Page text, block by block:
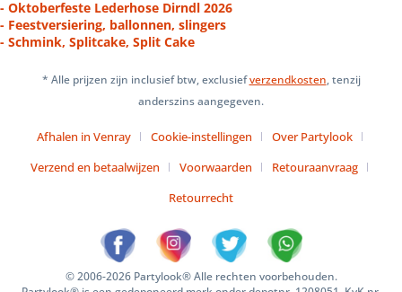
- Oktoberfeste Lederhose Dirndl 2026
- Feestversiering, ballonnen, slingers
- Schmink, Splitcake, Split Cake
* Alle prijzen zijn inclusief btw, exclusiefverzendkosten, tenzij
anderszins aangegeven.
Afhalen in Venray Cookie-instellingen
Over Partylook
Verzend en betaalwijzen
Voorwaarden
Retouraanvraag
Retourrecht
© 2006-2026 Partylook® Alle rechten voorbehouden.